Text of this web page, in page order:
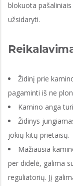
blokuota
užsidaryti.
Židinį prie
pagaminti iš ne
Kamino anga
Židinys
jokių kitų prietaisų.
Mažiausia
per didelė, galima
reguliatorių. Jį